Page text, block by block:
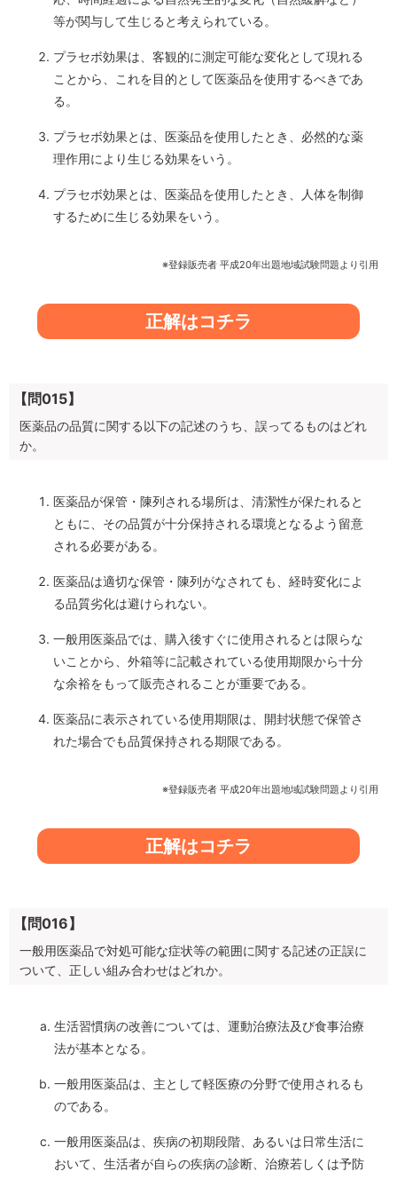
等が関与して生じると考えられている。
プラセボ効果は、客観的に測定可能な変化として現れる
ことから、これを目的として医薬品を使用するべきであ
る。
プラセボ効果とは、医薬品を使用したとき、必然的な薬
理作用により生じる効果をいう。
プラセボ効果とは、医薬品を使用したとき、人体を制御
するために生じる効果をいう。
※登録販売者 平成20年出題地域試験問題より引用
正解はコチラ
【問015】
医薬品の品質に関する以下の記述のうち、誤ってるものはどれ
か。
医薬品が保管・陳列される場所は、清潔性が保たれると
ともに、その品質が十分保持される環境となるよう留意
される必要がある。
医薬品は適切な保管・陳列がなされても、経時変化によ
る品質劣化は避けられない。
一般用医薬品では、購入後すぐに使用されるとは限らな
いことから、外箱等に記載されている使用期限から十分
な余裕をもって販売されることが重要である。
医薬品に表示されている使用期限は、開封状態で保管さ
れた場合でも品質保持される期限である。
※登録販売者 平成20年出題地域試験問題より引用
正解はコチラ
【問016】
一般用医薬品で対処可能な症状等の範囲に関する記述の正誤に
ついて、正しい組み合わせはどれか。
生活習慣病の改善については、運動治療法及び食事治療
法が基本となる。
一般用医薬品は、主として軽医療の分野で使用されるも
のである。
一般用医薬品は、疾病の初期段階、あるいは日常生活に
おいて、生活者が自らの疾病の診断、治療若しくは予防